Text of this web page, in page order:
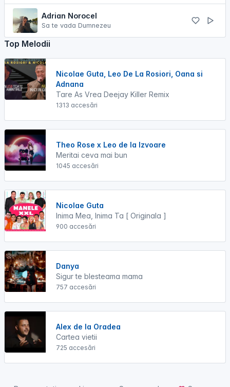
Adrian Norocel
Sa te vada Dumnezeu
Top Melodii
Nicolae Guta, Leo De La Rosiori, Oana si
Adnana
Tare As Vrea Deejay Killer Remix
1313 accesări
Theo Rose x Leo de la Izvoare
Meritai ceva mai bun
1045 accesări
Nicolae Guta
Inima Mea, Inima Ta [ Originala ]
900 accesări
Danya
Sigur te blesteama mama
757 accesări
Alex de la Oradea
Cartea vietii
725 accesări